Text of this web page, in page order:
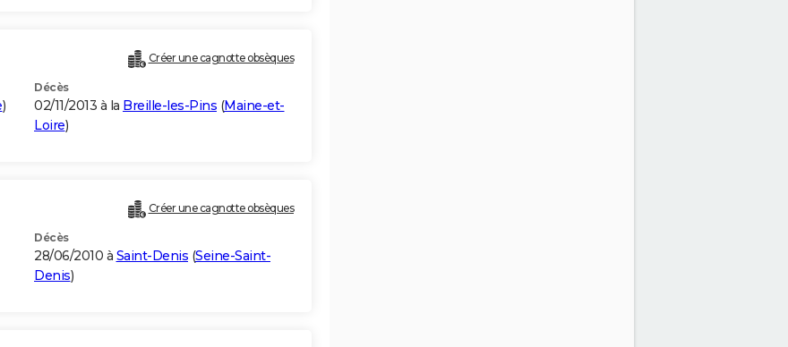
Créer une cagnotte obsèques
)
Décès
02/11/2013 à la Breille-les-Pins (Maine-et-
Loire)
Créer une cagnotte obsèques
Décès
28/06/2010 à Saint-Denis (Seine-Saint-
Denis)